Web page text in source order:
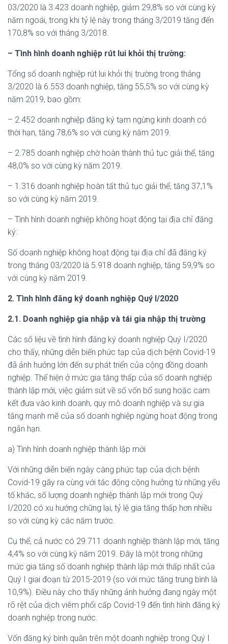
03/2020 là 3.423 doanh nghiệp, giảm 29,8% so với cùng kỳ
năm ngoái, trong khi tỷ lệ này trong tháng 3/2019 tăng đến
170,8% so với tháng 3/2018.
– Tình hình doanh nghiệp rút lui khỏi thị trường:
Tổng số doanh nghiệp rút lui khỏi thị trường trong tháng
3/2020 là 6.553 doanh nghiệp, tăng 55,5% so với cùng kỳ
năm 2019, bao gồm:
– 2.452 doanh nghiệp đăng ký tạm ngừng kinh doanh có
thời hạn, tăng 78,6% so với cùng kỳ năm 2019.
– 2.785 doanh nghiệp chờ hoàn thành thủ tục giải thể, tăng
48,0% so với cùng kỳ năm 2019.
– 1.316 doanh nghiệp hoàn tất thủ tục giải thể, tăng 37,1%
so với cùng kỳ năm 2019.
– Tình hình doanh nghiệp không hoạt động tại địa chỉ đăng
ký:
Số doanh nghiệp không hoạt động tại địa chỉ đã đăng ký
trong tháng 03/2020 là 5.918 doanh nghiệp, tăng 59,9% so
với cùng kỳ năm 2019.
2. Tình hình đăng ký doanh nghiệp Quý I/2020
2.1. Doanh nghiệp gia nhập và tái gia nhập thị trường
Các số liệu về tình hình đăng ký doanh nghiệp Quý I/2020
cho thấy, những diễn biến phức tạp của dịch bệnh Covid-19
đã ảnh hưởng lớn đến sự phát triển của cộng đồng doanh
nghiệp. Thể hiện ở mức gia tăng thấp của số doanh nghiệp
thành lập mới, việc giảm sút về số vốn bổ sung hoặc cam
kết đưa vào kinh doanh, quy mô doanh nghiệp và sự gia
tăng mạnh mẽ của số doanh nghiệp ngừng hoạt động trong
ngắn hạn.
a) Tình hình doanh nghiệp thành lập mới
Với những diễn biến ngày càng phức tạp của dịch bệnh
Covid-19 gây ra cùng với tác động cộng hưởng từ những yếu
tố khác, số lượng doanh nghiệp thành lập mới trong Quý
I/2020 có xu hướng chững lại, tỷ lệ gia tăng thấp hơn nhiều
so với cùng kỳ các năm trước.
Cụ thể, cả nước có 29.711 doanh nghiệp thành lập mới, tăng
4,4% so với cùng kỳ năm 2019. Đây là một trong những
mức gia tăng số doanh nghiệp thành lập mới thấp nhất của
Quý I giai đoạn từ 2015-2019 (so với mức tăng trung bình là
10,9%). Điều này cho thấy những ảnh hưởng đang ngày một
rõ rệt của dịch viêm phổi cấp Covid-19 đến tình hình đăng ký
doanh nghiệp trong nước.
Vốn đăng ký bình quân trên một doanh nghiệp trong Quý I